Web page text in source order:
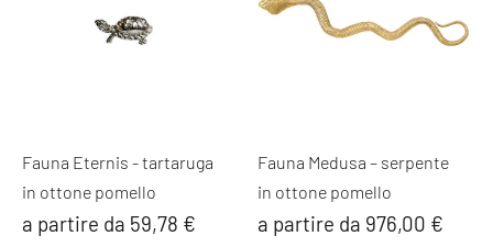
Fauna Eternis - tartaruga
in ottone pomello
a partire da 59,78 €
Fauna Medusa – serpente
in ottone pomello
a partire da 976,00 €